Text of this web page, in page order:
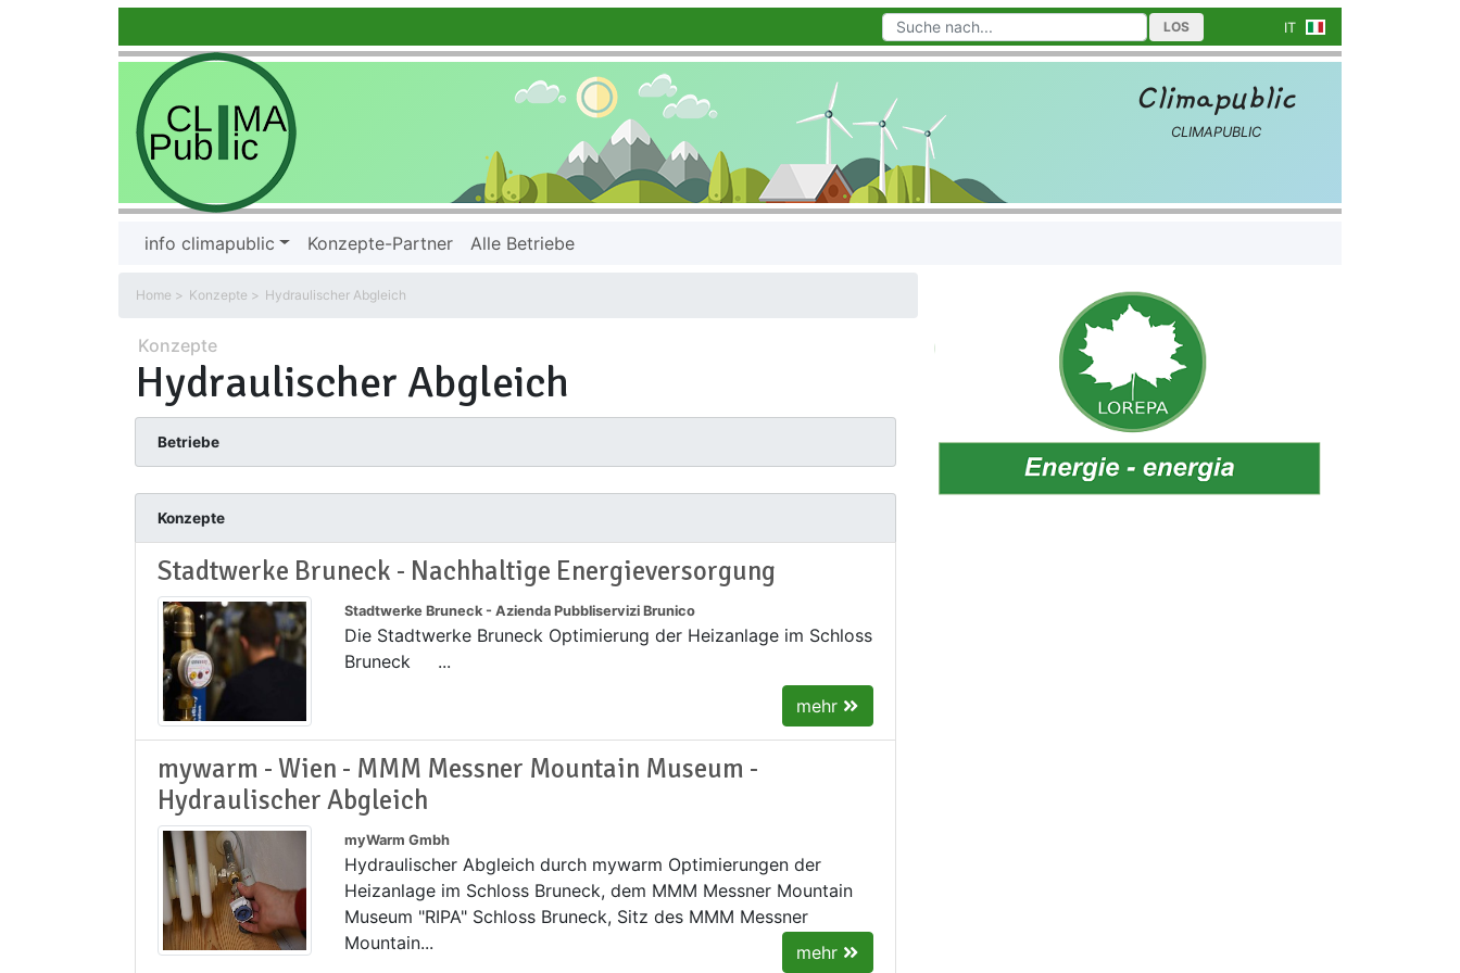
LOS IT
Climapublic
CLIMAPUBLIC
info climapublic Konzepte-Partner Alle Betriebe
Home Konzepte Hydraulischer Abgleich
Konzepte
Hydraulischer Abgleich
Betriebe
Konzepte
Stadtwerke Bruneck - Nachhaltige Energieversorgung
Stadtwerke Bruneck - Azienda Pubbliservizi Brunico
Die Stadtwerke Bruneck Optimierung der Heizanlage im Schloss
Bruneck ...
mehr
mywarm - Wien - MMM Messner Mountain Museum -
Hydraulischer Abgleich
myWarm Gmbh
Hydraulischer Abgleich durch mywarm Optimierungen der
Heizanlage im Schloss Bruneck, dem MMM Messner Mountain
Museum "RIPA" Schloss Bruneck, Sitz des MMM Messner
Mountain...
mehr